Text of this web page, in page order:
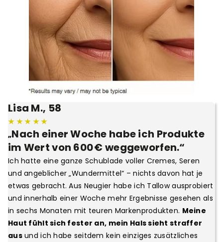
Lisa M., 58
★ ★ ★ ★ ★
„Nach einer Woche habe ich Produkte
im Wert von 600 € weggeworfen.“
Ich hatte eine ganze Schublade voller Cremes, Seren
und angeblicher „Wundermittel“ – nichts davon hat je
etwas gebracht. Aus Neugier habe ich Tallow ausprobiert
und innerhalb einer Woche mehr Ergebnisse gesehen als
in sechs Monaten mit teuren Markenprodukten. Meine
Haut fühlt sich fester an, mein Hals sieht straffer
ausund ich habe seitdem kein einziges zusätzliches